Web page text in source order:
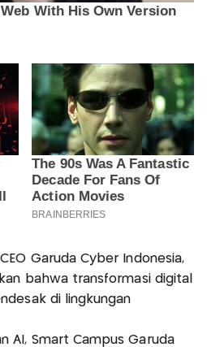
Garuda Cyber Indonesia,
bahwa transformasi digital
di lingkungan
AI, Smart Campus Garuda